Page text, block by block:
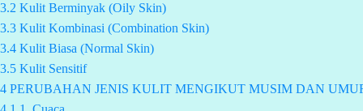
3.2 Kulit Berminyak (Oily Skin)
3.3 Kulit Kombinasi (Combination Skin)
3.4 Kulit Biasa (Normal Skin)
3.5 Kulit Sensitif
4 PERUBAHAN JENIS KULIT MENGIKUT MUSIM DAN